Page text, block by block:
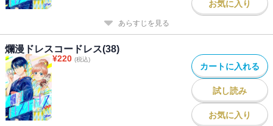
お気に入り
あらすじを見る
爛漫ドレスコードレス(38)
¥220 (税込)
カートに入れる
試し読み
お気に入り